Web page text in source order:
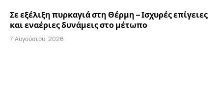
Σε εξέλιξη πυρκαγιά στη Θέρμη – Ισχυρές επίγειες
και εναέριες δυνάμεις στο μέτωπο
7 Αυγούστου, 2026